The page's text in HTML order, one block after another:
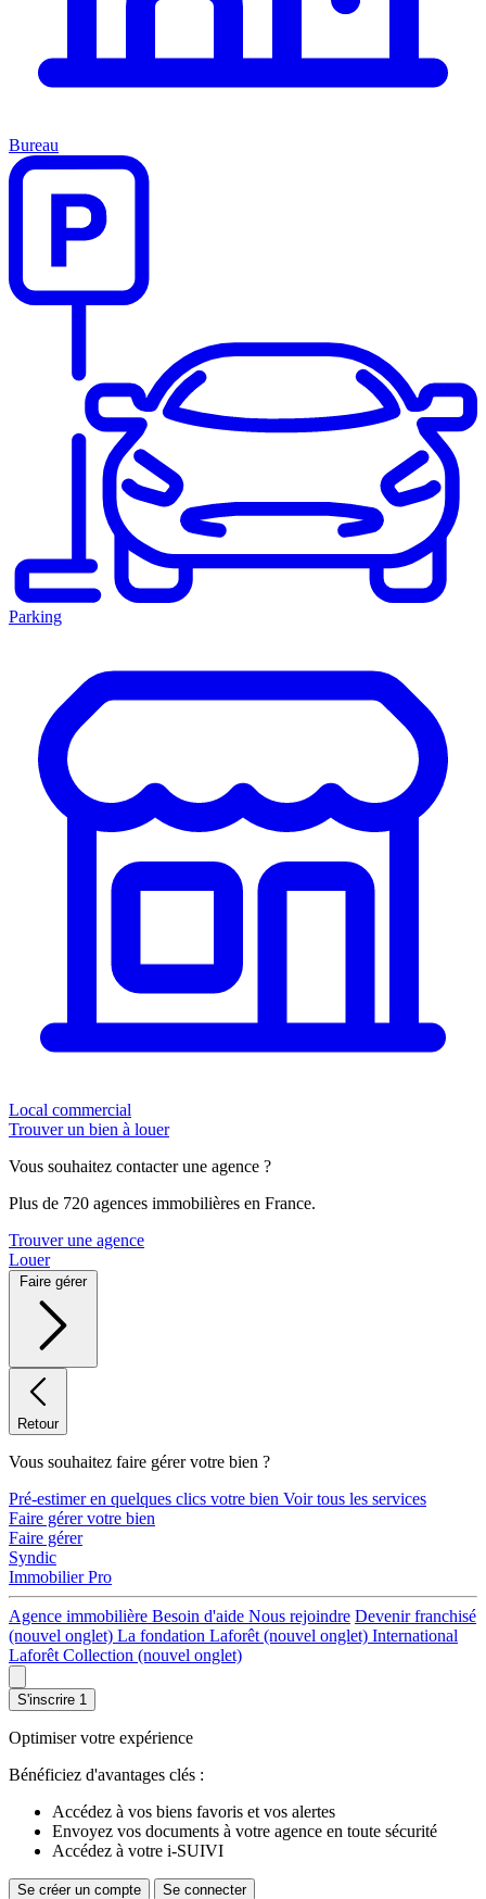
Bureau
Parking
Local commercial
Trouver un bien à louer
Vous souhaitez contacter une agence ?
Plus de 720 agences immobilières en France.
Trouver une agence
Louer
Faire gérer
Retour
Vous souhaitez faire gérer votre bien ?
Pré-estimer en quelques clics votre bien Voir tous les services
Faire gérer votre bien
Faire gérer
Syndic
Immobilier Pro
Agence immobilière Besoin d'aide Nous rejoindre Devenir franchisé
(nouvel onglet) La fondation Laforêt (nouvel onglet) International
Laforêt Collection (nouvel onglet)
S'inscrire 1
Optimiser votre expérience
Bénéficiez d'avantages clés :
Accédez à vos biens favoris et vos alertes
Envoyez vos documents à votre agence en toute sécurité
Accédez à votre i-SUIVI
Se créer un compte Se connecter